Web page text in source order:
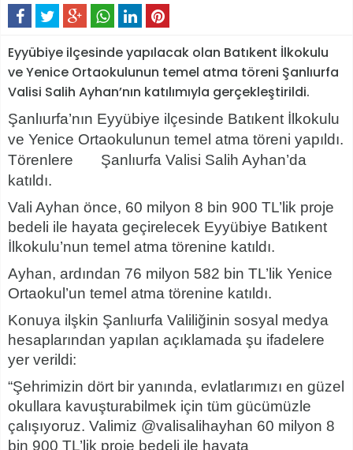
Eyyübiye ilçesinde yapılacak olan Batıkent İlkokulu
ve Yenice Ortaokulunun temel atma töreni Şanlıurfa
Valisi Salih Ayhan’nın katılımıyla gerçekleştirildi.
Şanlıurfa’nın Eyyübiye ilçesinde Batıkent İlkokulu
ve Yenice Ortaokulunun temel atma töreni yapıldı.
Törenlere Şanlıurfa Valisi Salih Ayhan’da
katıldı.
Vali Ayhan önce, 60 milyon 8 bin 900 TL’lik proje
bedeli ile hayata geçirelecek Eyyübiye Batıkent
İlkokulu’nun temel atma törenine katıldı.
Ayhan, ardından 76 milyon 582 bin TL’lik Yenice
Ortaokul’un temel atma törenine katıldı.
Konuya ilşkin Şanlıurfa Valiliğinin sosyal medya
hesaplarından yapılan açıklamada şu ifadelere
yer verildi:
“Şehrimizin dört bir yanında, evlatlarımızı en güzel
okullara kavuşturabilmek için tüm gücümüzle
çalışıyoruz. Valimiz @valisalihayhan 60 milyon 8
bin 900 TL’lik proje bedeli ile hayata